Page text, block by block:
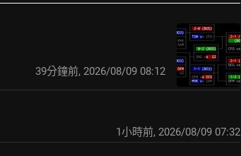
39分鐘前, 2026/08/09 08:12
1小時前, 2026/08/09 07:32